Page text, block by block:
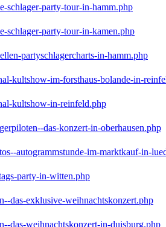
schlager-party-tour-in-hamm.php
schlager-party-tour-in-kamen.php
partyschlagercharts-in-hamm.php
kultshow-im-forsthaus-bolande-in-
kultshow-in-reinfeld.php
das-konzert-in-oberhausen.php
autogrammstunde-im-marktkauf-in-
party-in-witten.php
das-exklusive-weihnachtskonzert.php
das-weihnachtskonzert-in-duisburg.php